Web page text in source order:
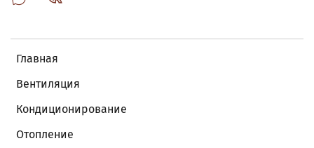
Главная
Вентиляция
Кондиционирование
Отопление